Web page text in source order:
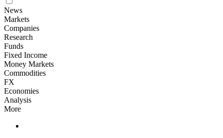
News
Markets
Companies
Research
Funds
Fixed Income
Money Markets
Commodities
FX
Economies
Analysis
More